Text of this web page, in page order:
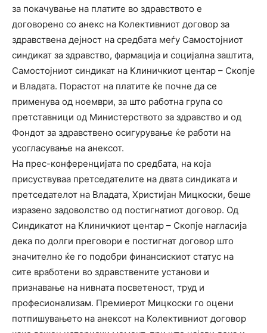
за покачување на платите во здравството е
договорено со анекс на Колективниот договор за
здравствена дејност на средбата меѓу Самостојниот
синдикат за здравство, фармација и социјална заштита,
Самостојниот синдикат на Клиничкиот центар – Скопје
и Владата. Порастот на платите ќе почне да се
применува од ноември, за што работна група со
претставници од Министерството за здравство и од
Фондот за здравствено осигурување ќе работи на
усогласување на анексот.
На прес-конференцијата по средбата, на која
присуствуваа претседателите на двата синдиката и
претседателот на Владата, Христијан Мицкоски, беше
изразено задоволство од постигнатиот договор. Од
Синдикатот на Клиничкиот центар – Скопје нагласија
дека по долги преговори е постигнат договор што
значително ќе го подобри финансискиот статус на
сите вработени во здравствените установи и
признавање на нивната посветеност, труд и
професионализам. Премиерот Мицкоски го оцени
потпишувањето на анексот на Колективниот договор